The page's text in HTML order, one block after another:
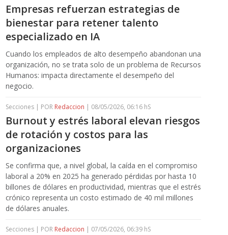
Empresas refuerzan estrategias de
bienestar para retener talento
especializado en IA
Cuando los empleados de alto desempeño abandonan una
organización, no se trata solo de un problema de Recursos
Humanos: impacta directamente el desempeño del
negocio.
Secciones | POR Redaccion | 08/05/2026, 06:16 hS
Burnout y estrés laboral elevan riesgos
de rotación y costos para las
organizaciones
Se confirma que, a nivel global, la caída en el compromiso
laboral a 20% en 2025 ha generado pérdidas por hasta 10
billones de dólares en productividad, mientras que el estrés
crónico representa un costo estimado de 40 mil millones
de dólares anuales.
Secciones | POR Redaccion | 07/05/2026, 06:39 hS